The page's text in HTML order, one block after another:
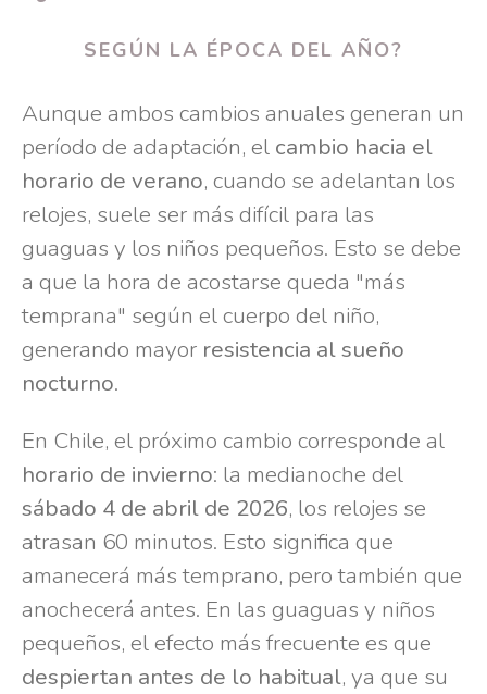
SEGÚN LA ÉPOCA DEL AÑO?
Aunque ambos cambios anuales generan un
período de adaptación, el cambio hacia el
horario de verano, cuando se adelantan los
relojes, suele ser más difícil para las
guaguas y los niños pequeños. Esto se debe
a que la hora de acostarse queda "más
temprana" según el cuerpo del niño,
generando mayor resistencia al sueño
nocturno.
En Chile, el próximo cambio corresponde al
horario de invierno: la medianoche del
sábado 4 de abril de 2026, los relojes se
atrasan 60 minutos. Esto significa que
amanecerá más temprano, pero también que
anochecerá antes. En las guaguas y niños
pequeños, el efecto más frecuente es que
despiertan antes de lo habitual, ya que su